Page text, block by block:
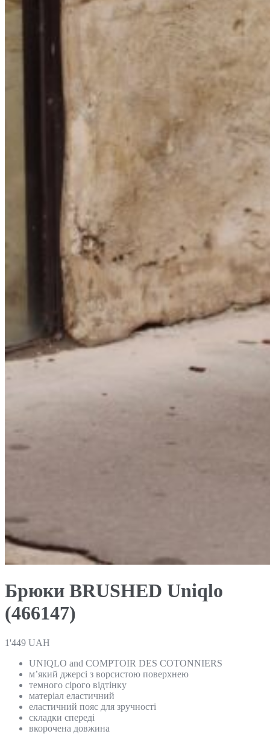
Брюки BRUSHED Uniqlo
(466147)
1'449 UAH
UNIQLO and COMPTOIR DES COTONNIERS
м’який джерсі з ворсистою поверхнею
темного сірого відтінку
матеріал еластичний
еластичний пояс для зручності
складки спереді
вкорочена довжина